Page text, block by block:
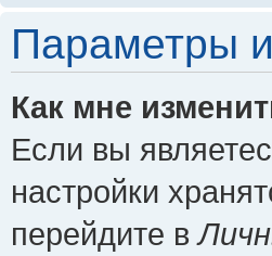
Параметры
Как мне
Если вы
настройки
перейдите в